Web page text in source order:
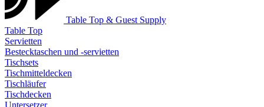
Table Top & Guest Supply
Table Top
Servietten
Bestecktaschen und -servietten
Tischsets
Tischmitteldecken
Tischläufer
Tischdecken